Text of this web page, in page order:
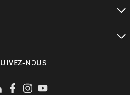
NOUS